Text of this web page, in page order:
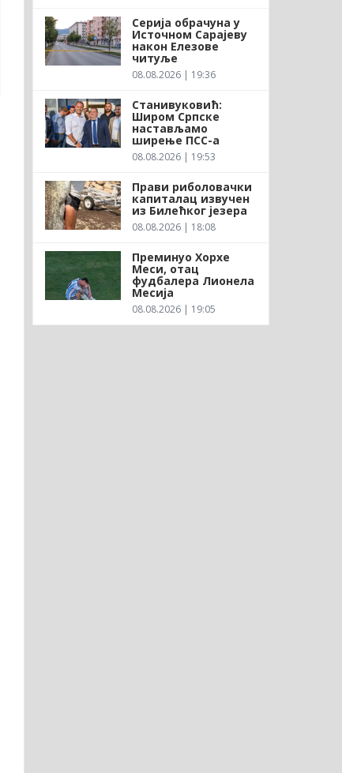
Серија обрачуна у
Источном Сарајеву
након Елезове
читуље
08.08.2026 | 19:36
Станивуковић:
Широм Српске
настављамо
ширење ПСС-а
08.08.2026 | 19:53
Прави риболовачки
капиталац извучен
из Билећког језера
08.08.2026 | 18:08
Преминуо Хорхе
Меси, отац
фудбалера Лионела
Месија
08.08.2026 | 19:05